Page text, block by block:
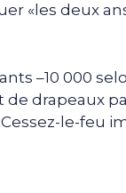
«les deux
–10 000
drapeaux
le-feu